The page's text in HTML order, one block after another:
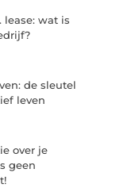
lease: wat is
de sleutel
leven
over je
geen